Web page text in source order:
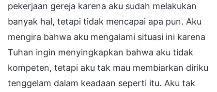
pekerjaan gereja karena aku sudah melakukan
banyak hal, tetapi tidak mencapai apa pun. Aku
mengira bahwa aku mengalami situasi ini karena
Tuhan ingin menyingkapkan bahwa aku tidak
kompeten, tetapi aku tak mau membiarkan diriku
tenggelam dalam keadaan seperti itu. Aku tak